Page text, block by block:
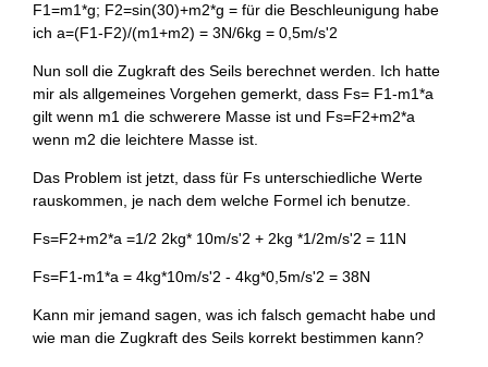
F1=m1*g; F2=sin(30)+m2*g = für die Beschleunigung habe
ich a=(F1-F2)/(m1+m2) = 3N/6kg = 0,5m/s'2
Nun soll die Zugkraft des Seils berechnet werden. Ich hatte
mir als allgemeines Vorgehen gemerkt, dass Fs= F1-m1*a
gilt wenn m1 die schwerere Masse ist und Fs=F2+m2*a
wenn m2 die leichtere Masse ist.
Das Problem ist jetzt, dass für Fs unterschiedliche Werte
rauskommen, je nach dem welche Formel ich benutze.
Fs=F2+m2*a =1/2 2kg* 10m/s'2 + 2kg *1/2m/s'2 = 11N
Fs=F1-m1*a = 4kg*10m/s'2 - 4kg*0,5m/s'2 = 38N
Kann mir jemand sagen, was ich falsch gemacht habe und
wie man die Zugkraft des Seils korrekt bestimmen kann?